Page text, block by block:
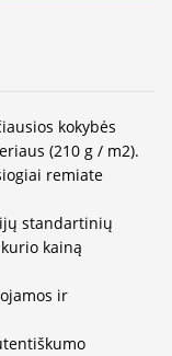
kokybės
(210 g / m2).
remiate
standartinių
kainą
ir